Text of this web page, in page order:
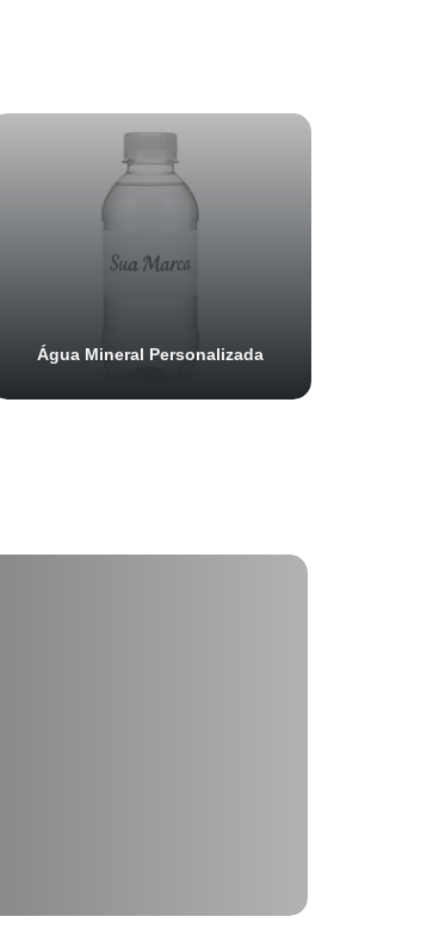
Água Mineral Personalizada